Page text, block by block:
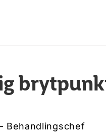
Behandlingschef